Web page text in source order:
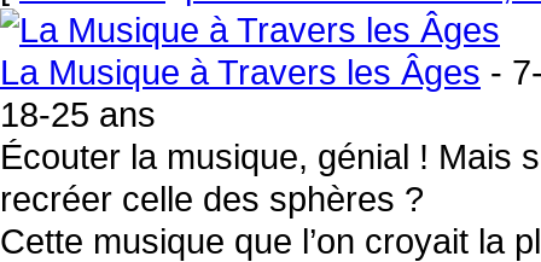
La Musique à Travers les Âges -
18-25 ans
Écouter la musique, génial ! Mais
recréer celle des sphères ?
Cette musique que l’on croyait la